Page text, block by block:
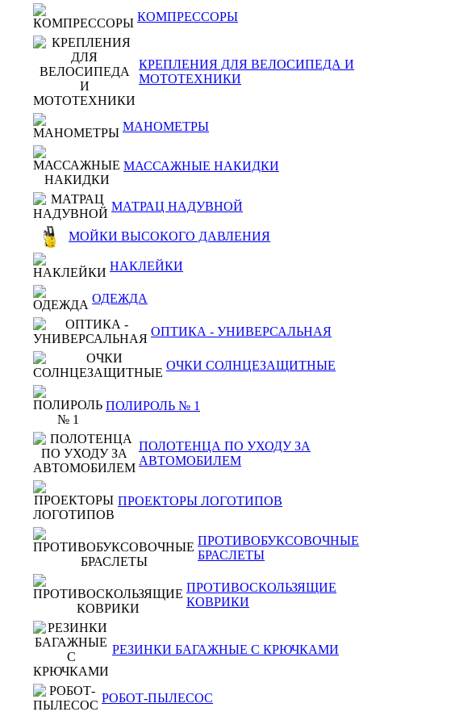
КОМПРЕССОРЫ
КРЕПЛЕНИЯ ДЛЯ ВЕЛОСИПЕДА И
МОТОТЕХНИКИ
МАНОМЕТРЫ
МАССАЖНЫЕ НАКИДКИ
МАТРАЦ НАДУВНОЙ
МОЙКИ ВЫСОКОГО ДАВЛЕНИЯ
НАКЛЕЙКИ
ОДЕЖДА
ОПТИКА - УНИВЕРСАЛЬНАЯ
ОЧКИ СОЛНЦЕЗАЩИТНЫЕ
ПОЛИРОЛЬ № 1
ПОЛОТЕНЦА ПО УХОДУ ЗА
АВТОМОБИЛЕМ
ПРОЕКТОРЫ ЛОГОТИПОВ
ПРОТИВОБУКСОВОЧНЫЕ
БРАСЛЕТЫ
ПРОТИВОСКОЛЬЗЯЩИЕ
КОВРИКИ
РЕЗИНКИ БАГАЖНЫЕ С КРЮЧКАМИ
РОБОТ-ПЫЛЕСОС